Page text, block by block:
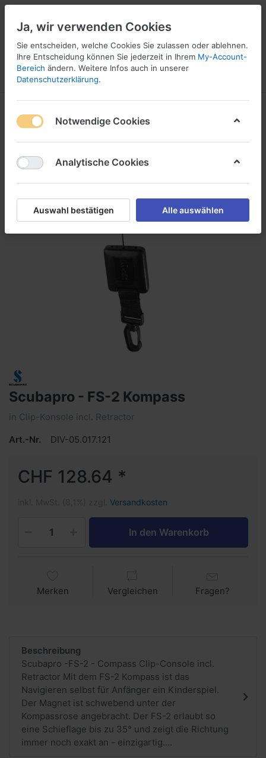
Menü Anmelden
16
Scubapro - FS-2 Kompass
in Clip-Konsole incl. Retractor
Art.-Nr.
DIV-05.017.121
CHF 128.64 *
Versandkosten
In den Warenkorb
Merken Vergleichen Fragen?
Beschreibung
Scubapro -FS-2 - Compass Clip-Console incl.
Retractor Mit dem FS-2 Kompass ist das
Navigieren selbst für Anfänger ein Kinderspiel.
Der Magnet ist schwebend unter der
Kompassrose angebracht. Der FS-2 erlaubt so
eine Schieflage bis zu 35° und zeigt die Richtung
immer noch exakt an - einzigartig....
Ja, wir verwenden Cookies
Sie entscheiden, welche Cookies Sie zulassen oder ablehnen.
Ihre Entscheidung können Sie jederzeit in Ihrem My-Account-
Bereich ändern. Weitere Infos auch in unserer
Datenschutzerklärung.
Notwendige Cookies
Analytische Cookies
Auswahl bestätigen Alle auswählen